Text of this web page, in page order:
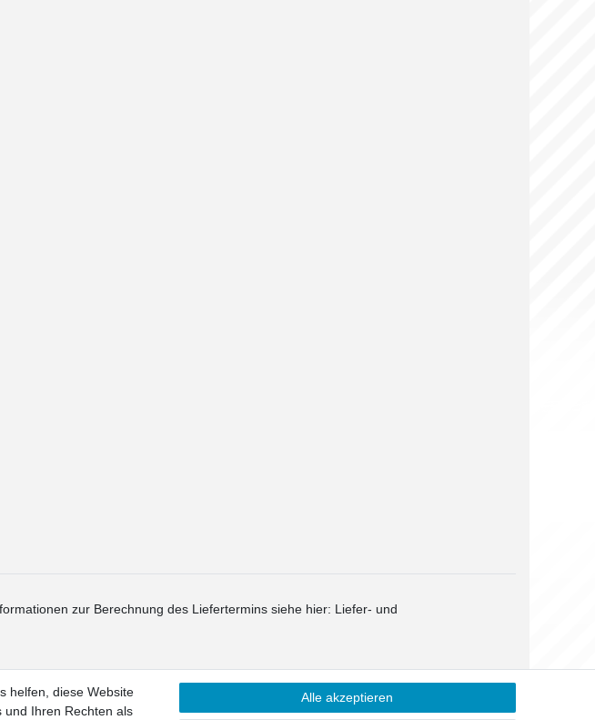
zur Berechnung des Liefertermins siehe hier: Liefer- und
Daten­schutz­erklärung Kontakt
helfen, diese Website
und Ihren Rechten als
Alle akzeptieren